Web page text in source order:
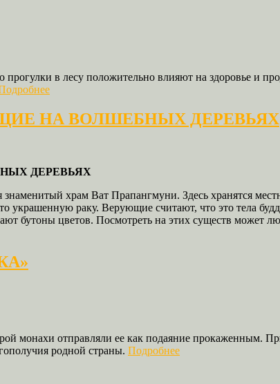
в лесу положительно влияют на здоровье и
НА ВОЛШЕБНЫХ ДЕРЕВЬЯХ
ДЕРЕВЬЯХ
знаменитый храм Ват Прапангмуни. Здесь хранятся
украшенную раку. Верующие считают, что это тела
бутоны цветов. Посмотреть на этих существ может
монахи отправляли ее как подаяние прокаженным.
родной страны. Подробнее